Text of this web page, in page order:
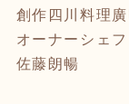
創作四川料理
オーナーシェフ
佐藤朗暢